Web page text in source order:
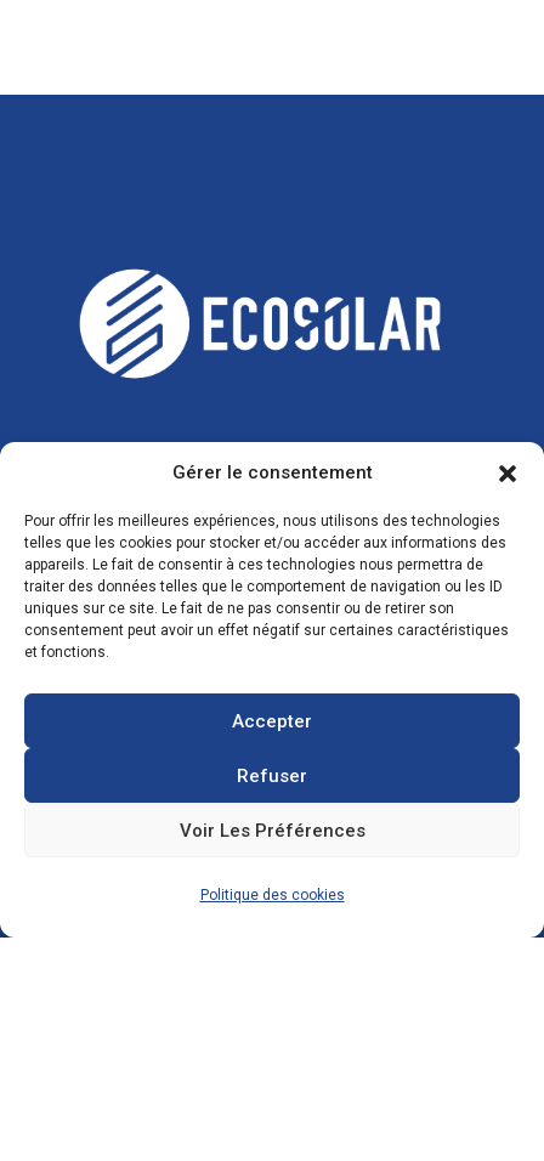
Gérer le consentement
Pour offrir les meilleures expériences, nous utilisons des technologies
telles que les cookies pour stocker et/ou accéder aux informations des
appareils. Le fait de consentir à ces technologies nous permettra de
traiter des données telles que le comportement de navigation ou les ID
uniques sur ce site. Le fait de ne pas consentir ou de retirer son
consentement peut avoir un effet négatif sur certaines caractéristiques
et fonctions.
Accepter
Refuser
Voir Les Préférences
Politique des cookies
CONTACTS
Zone Industrielle, 3 Rue de l'Industrie 08350
Donchery
contact@ecosolar.energy